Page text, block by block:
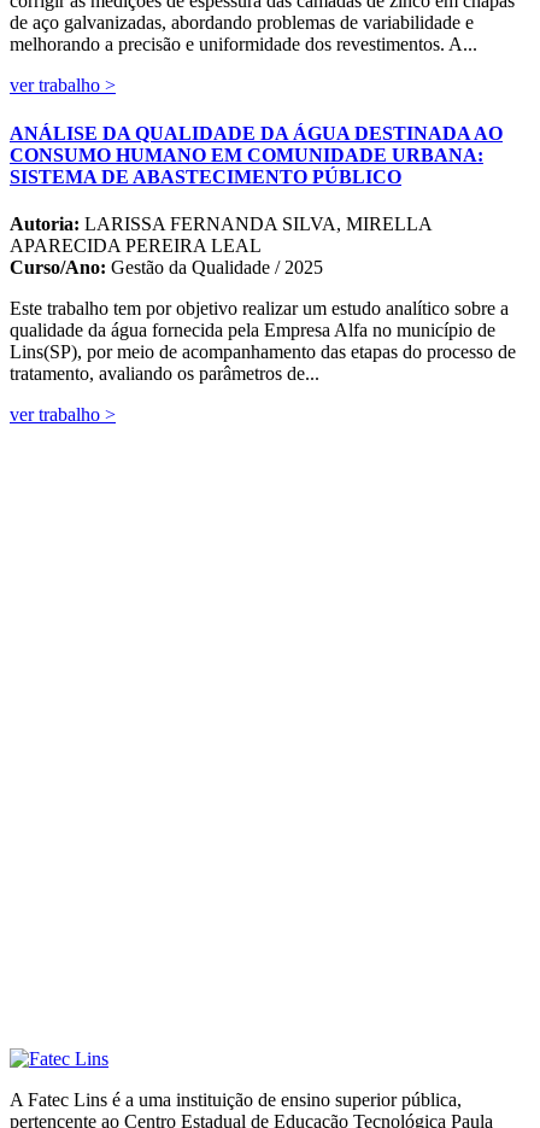
de aço galvanizadas, abordando problemas de variabilidade e
melhorando a precisão e uniformidade dos revestimentos. A...
ver trabalho >
ANÁLISE DA QUALIDADE DA ÁGUA DESTINADA AO
CONSUMO HUMANO EM COMUNIDADE URBANA:
SISTEMA DE ABASTECIMENTO PÚBLICO
Autoria: LARISSA FERNANDA SILVA, MIRELLA
APARECIDA PEREIRA LEAL
Curso/Ano: Gestão da Qualidade / 2025
Este trabalho tem por objetivo realizar um estudo analítico sobre a
qualidade da água fornecida pela Empresa Alfa no município de
Lins(SP), por meio de acompanhamento das etapas do processo de
tratamento, avaliando os parâmetros de...
ver trabalho >
A Fatec Lins é a uma instituição de ensino superior pública,
pertencente ao Centro Estadual de Educação Tecnológica Paula